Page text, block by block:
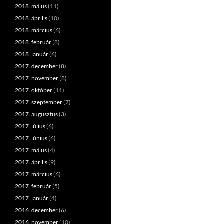
2018. május(11)
2018. április(10)
2018. március(6)
2018. február(8)
2018. január(6)
2017. december(8)
2017. november(8)
2017. október(11)
2017. szeptember(7)
2017. augusztus(3)
2017. július(6)
2017. június(6)
2017. május(4)
2017. április(9)
2017. március(6)
2017. február(5)
2017. január(4)
2016. december(6)
2016. november(10)